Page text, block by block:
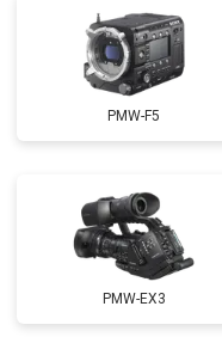
PMW-F5
PMW-EX3